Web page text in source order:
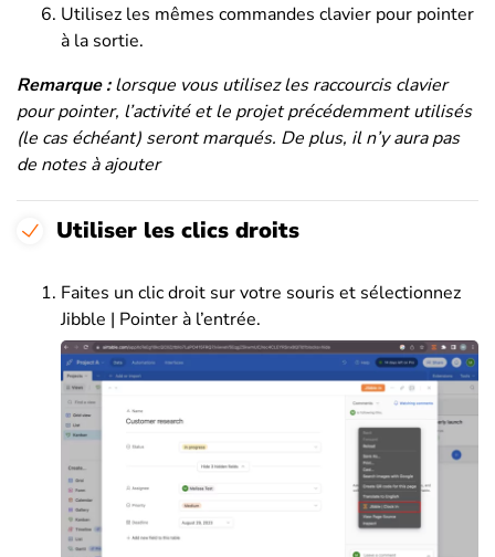
Utilisez les mêmes commandes clavier pour pointer
à la sortie.
Remarque :lorsque vous utilisez les raccourcis clavier
pour pointer, l’activité et le projet précédemment utilisés
(le cas échéant) seront marqués. De plus, il n’y aura pas
de notes à ajouter
Utiliser les clics droits
Faites un clic droit sur votre souris et sélectionnez
Jibble | Pointer à l’entrée.